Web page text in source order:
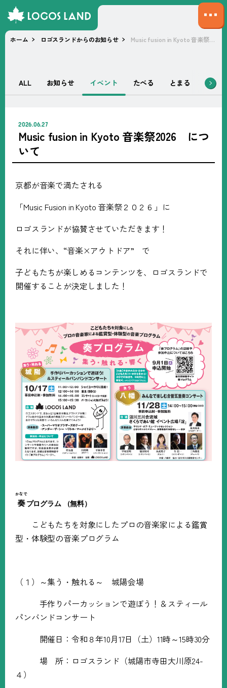
サ
イ
ト
プ
を
ホーム ロゴスランドからのお知らせ Music fusion in Kyoto 音楽祭
ALL お知らせ イベント たべる とまる あそぶ
Music fusion in Kyoto 音楽祭2026 につ
いて
2026.06.27
京都が音楽で満たされる
「Music Fusion in Kyoto 音楽祭２０２６」に
ロゴスランドが協賛させていただきます！
それに伴い、“音楽×アウトドア” で
子どもたちが楽しめるコンテンツを、ロゴスランドで
開催することが決定しました！
奏
かなで
プログラム（無料）
こどもたちを対象にしたプロの音楽家による鑑賞
型・体験型の音楽プログラム
（１）～集う・触れる～ 城陽会場
手作りパーカッションで遊ぼう！＆スティール
パンバンドコンサート
開催日：令和８年10月17日（土） 11時～15時30分
場 所：ロゴスランド（城陽市寺田大川原24-
４）